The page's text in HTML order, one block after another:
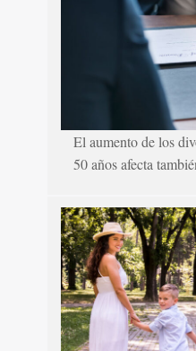
El aumento de los
50 años afecta